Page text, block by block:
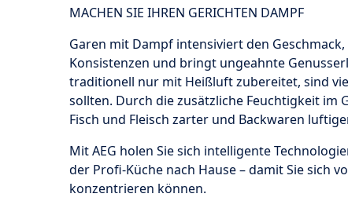
MACHEN SIE IHREN GERICHTEN DAMPF
Garen mit Dampf intensiviert den
Konsistenzen und bringt ungeahnte
traditionell nur mit Heißluft zubereitet, sind
sollten. Durch die zusätzliche Feuchtigkeit im
Fisch und Fleisch zarter und Backwaren
Mit AEG holen Sie sich intelligente
der Profi-Küche nach Hause – damit Sie sich
konzentrieren können.